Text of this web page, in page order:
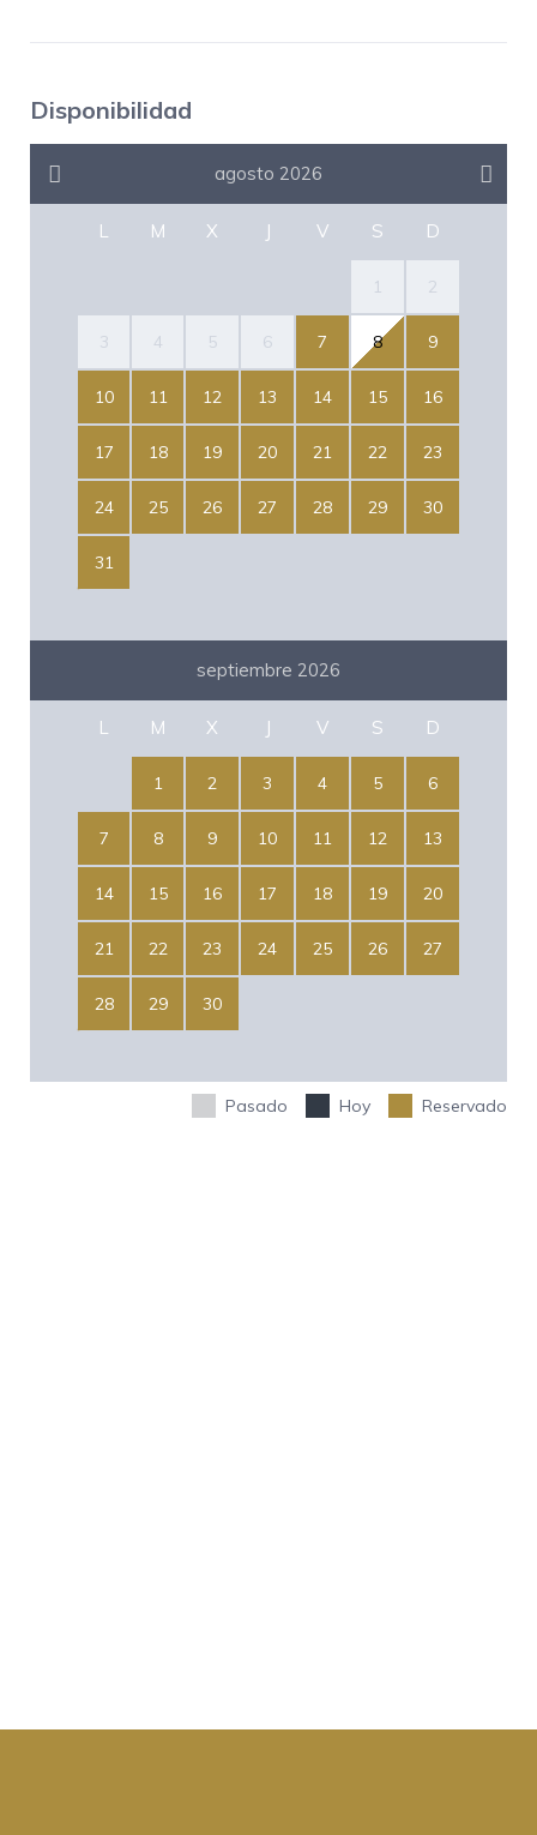
Disponibilidad
agosto 2026
L M X J V S D
1 2
3 4 5 6 7 8 9
10 11 12 13 14 15 16
17 18 19 20 21 22 23
24 25 26 27 28 29 30
31
septiembre 2026
L M X J V S D
1 2 3 4 5 6
7 8 9 10 11 12 13
14 15 16 17 18 19 20
21 22 23 24 25 26 27
28 29 30
Pasado Hoy Reservado